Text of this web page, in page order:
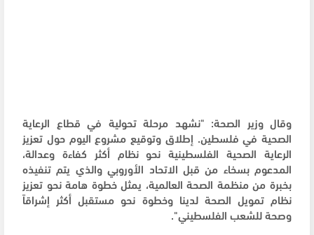
وقال وزير الصحة: "نشهد مرحلة تحولية في قطاع الرعاية
الصحية في فلسطين. إطلاق وتوقيع مشروع اليوم حول تعزيز
الرعاية الصحية الفلسطينية نحو نظام أكثر كفاءة وعدالة،
المدعوم بسخاء من قبل الاتحاد الأوروبي والذي يتم تنفيذه
بخبرة من منظمة الصحة العالمية، يمثل خطوة هامة نحو تعزيز
نظام تمويل الصحة لدينا وخطوة نحو مستقبل أكثر إشراقاً
وصحة للشعب الفلسطيني".